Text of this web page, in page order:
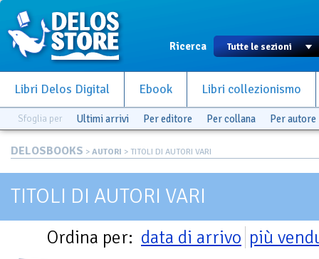
Ricerca
Libri Delos Digital Ebook Libri collezionismo
Sfoglia per Ultimi arrivi Per editore Per collana Per autore
DELOSBOOKS > AUTORI > TITOLI DI AUTORI VARI
TITOLI DI AUTORI VARI
Ordina per: data di arrivo più